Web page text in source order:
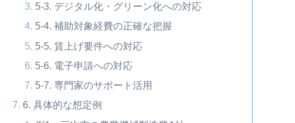
5-3. デジタル化・グリーン化への対応
5-4. 補助対象経費の正確な把握
5-5. 賃上げ要件への対応
5-6. 電子申請への対応
5-7. 専門家のサポート活用
6. 具体的な想定例